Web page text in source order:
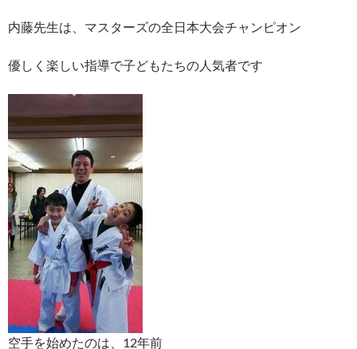
内藤先生は、マスターズの全日本大会チャンピオン
優しく楽しい指導で子どもたちの人気者です
空手を始めたのは、12年前